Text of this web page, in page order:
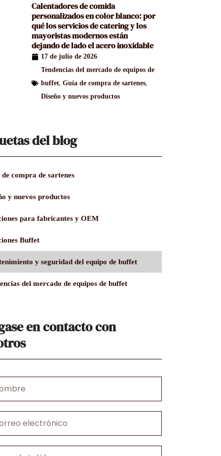
Calentadores de comida
personalizados en color blanco: por
qué los servicios de catering y los
mayoristas modernos están
dejando de lado el acero inoxidable
17 de julio de 2026
Tendencias del mercado de equipos de
buffet,Guía de compra de sartenes,
Diseño y nuevos productos
del blog
compra de sartenes
y nuevos productos
para fabricantes y OEM
Buffet
y seguridad del equipo de buffet
del mercado de equipos de buffet
en contacto con